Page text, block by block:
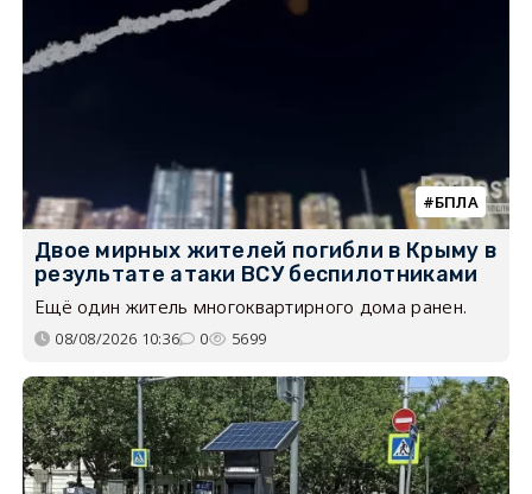
БПЛА
Двое мирных жителей погибли в Крыму в
результате атаки ВСУ беспилотниками
Ещё один житель многоквартирного дома ранен.
08/08/2026 10:36 0 5699